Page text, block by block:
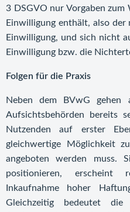
3 DSGVO nur Vorgaben
Einwilligung enthält, also der
Einwilligung, und sich nicht
Einwilligung bzw. die
Folgen für die Praxis
Neben dem BVwG gehen
Aufsichtsbehörden bereits
Nutzenden auf erster
gleichwertige Möglichkeit
angeboten werden muss.
positionieren,
Inkaufnahme hoher
Gleichzeitig bedeutet die